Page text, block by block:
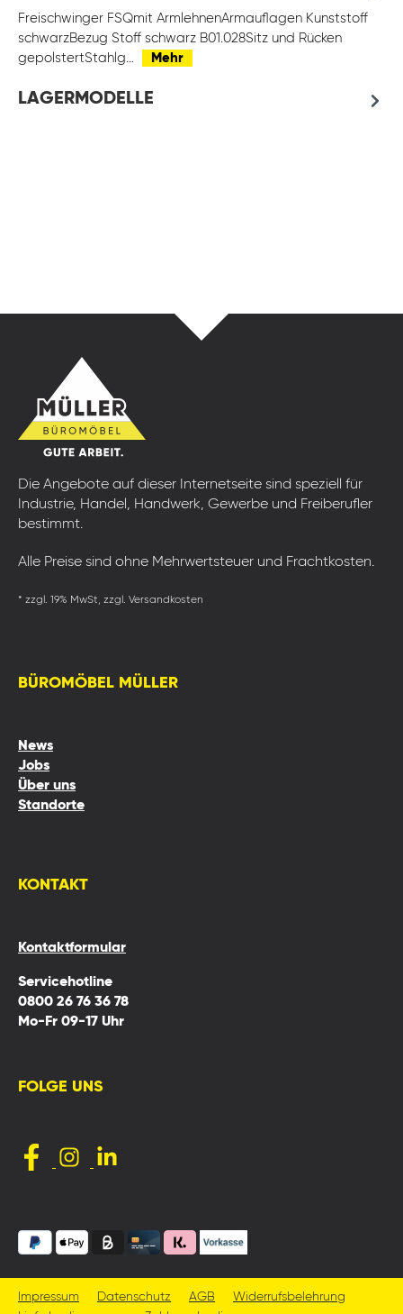
Freischwinger FSQmit ArmlehnenArmauflagen Kunststoff
schwarzBezug Stoff schwarz B01.028Sitz und Rücken
gepolstertStahlg…
Mehr
LAGERMODELLE
Die Angebote auf dieser Internetseite sind speziell für
Industrie, Handel, Handwerk, Gewerbe und Freiberufler
bestimmt.
Alle Preise sind ohne Mehrwertsteuer und Frachtkosten.
* zzgl. 19% MwSt, zzgl. Versandkosten
BÜROMÖBEL MÜLLER
News
Jobs
Über uns
Standorte
KONTAKT
Kontaktformular
Servicehotline
0800 26 76 36 78
Mo-Fr 09-17 Uhr
FOLGE UNS
Impressum Datenschutz AGB
Widerrufsbelehrung